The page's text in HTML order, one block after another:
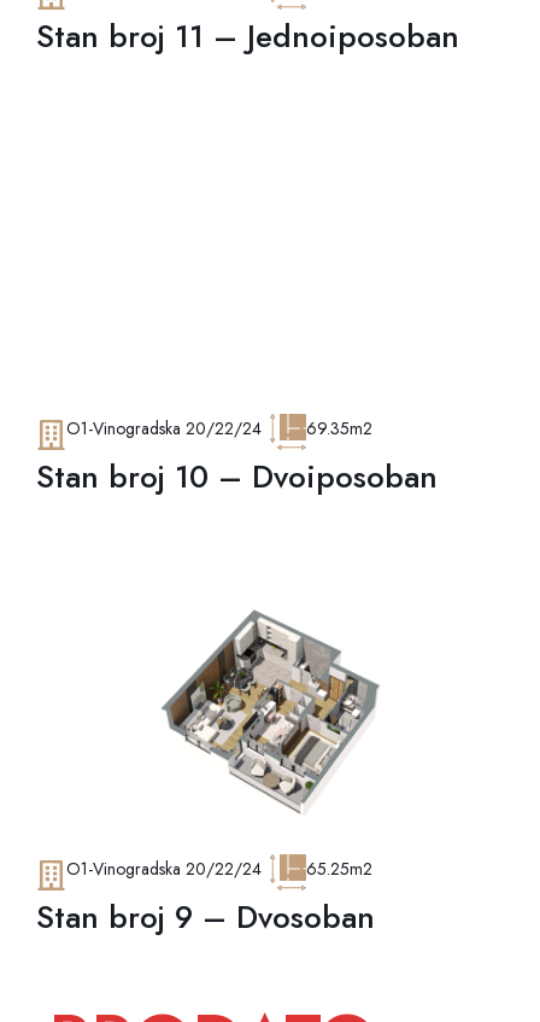
Stan broj 11 – Jednoiposoban
O1-Vinogradska 20/22/24 69.35m2
Stan broj 10 – Dvoiposoban
O1-Vinogradska 20/22/24 65.25m2
Stan broj 9 – Dvosoban